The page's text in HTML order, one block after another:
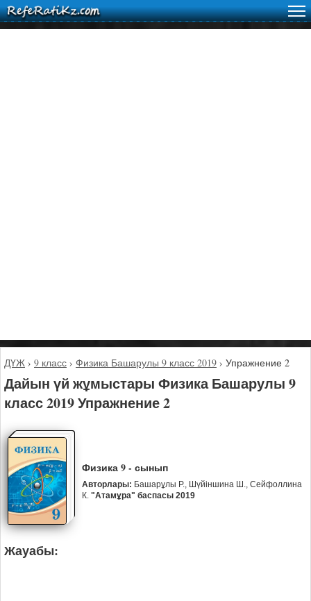
ДҮЖ › 9 класс › Физика Башарулы 9 класс 2019 › Упражнение 2
Дайын үй жұмыстары Физика Башарулы 9
класс 2019 Упражнение 2
Физика 9 - сынып
Авторлары: Башарұлы Р., Шүйіншина Ш., Сейфоллина
К. "Атамұра" баспасы 2019
Жауабы: